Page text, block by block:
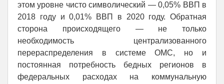
этом уровне чисто символический — 0,05% ВВП в
2018 году и 0,01% ВВП в 2020 году. Обратная
сторона происходящего — не только
необходимость централизованного
перераспределения в системе ОМС, но и
постоянная потребность бедных регионов в
федеральных расходах на коммунальную